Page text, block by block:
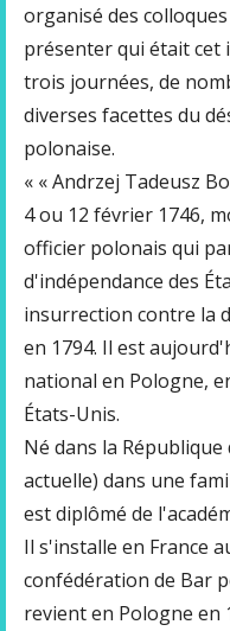
organisé des
présenter qui était cet
trois journées, de
diverses facettes du
polonaise.
« « Andrzej Tadeusz
4 ou 12 février 1746,
officier polonais qui
d'indépendance des
insurrection contre la
en 1794. Il est
national en Pologne,
États-Unis.
Né dans la
actuelle) dans une
est diplômé de
Il s'installe en France
confédération de Bar
revient en Pologne en